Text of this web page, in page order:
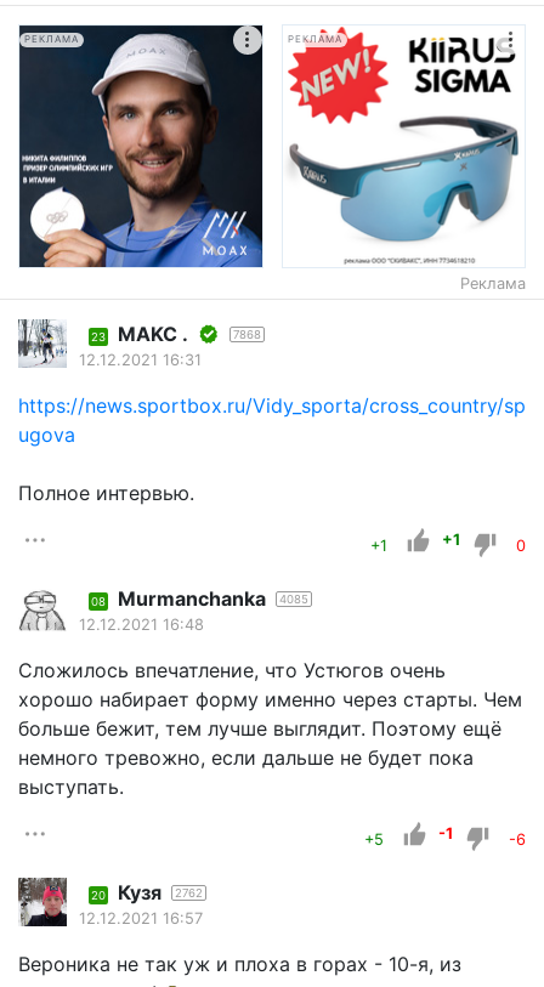
РЕКЛАМА РЕКЛАМА
Реклама
23 MAKC . 7868
12.12.2021 16:31
https://news.sportbox.ru/Vidy_sporta/cross_country/
­ugova
Полное интервью.
+1 +1 0
08 Murmanchanka 4085
12.12.2021 16:48
Сложилось впечатление, что Устюгов очень
хорошо набирает форму именно через старты. Чем
больше бежит, тем лучше выглядит. Поэтому ещё
немного тревожно, если дальше не будет пока
выступать.
+5 -1 -6
20 Кузя 2762
12.12.2021 16:57
Вероника не так уж и плоха в горах - 10-я, из